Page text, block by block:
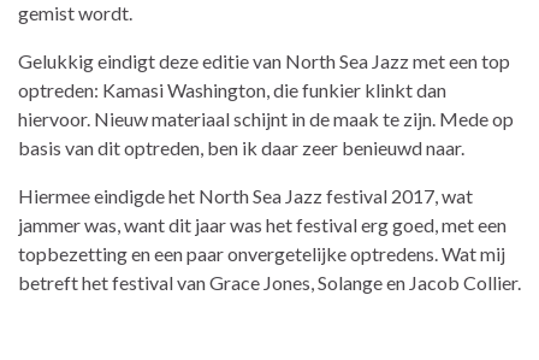
gemist wordt.
Gelukkig eindigt deze editie van North Sea Jazz met een top
optreden: Kamasi Washington, die funkier klinkt dan
hiervoor. Nieuw materiaal schijnt in de maak te zijn. Mede op
basis van dit optreden, ben ik daar zeer benieuwd naar.
Hiermee eindigde het North Sea Jazz festival 2017, wat
jammer was, want dit jaar was het festival erg goed, met een
topbezetting en een paar onvergetelijke optredens. Wat mij
betreft het festival van Grace Jones, Solange en Jacob Collier.